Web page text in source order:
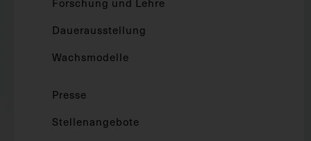
Dauerausstellung
Wachsmodelle
Presse
Stellenangebote